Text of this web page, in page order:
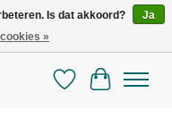
Verlanglijst
Is dat akkoord?
Ja
»